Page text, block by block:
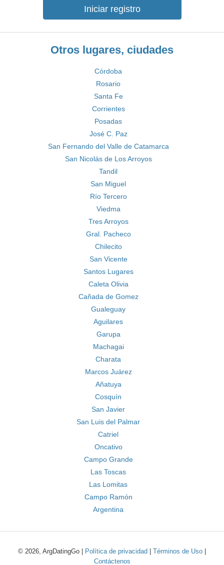
Iniciar registro
Otros lugares, ciudades
Córdoba
Rosario
Santa Fe
Corrientes
Posadas
José C. Paz
San Fernando del Valle de Catamarca
San Nicolás de Los Arroyos
Tandil
San Miguel
Río Tercero
Viedma
Tres Arroyos
Gral. Pacheco
Chilecito
San Vicente
Santos Lugares
Caleta Olivia
Cañada de Gomez
Gualeguay
Aguilares
Garupa
Machagai
Charata
Marcos Juárez
Añatuya
Cosquín
San Javier
San Luis del Palmar
Catriel
Oncativo
Campo Grande
Las Toscas
Las Lomitas
Campo Ramón
Argentina
© 2026, ArgDatingGo | Política de privacidad Términos de Uso
Contáctenos